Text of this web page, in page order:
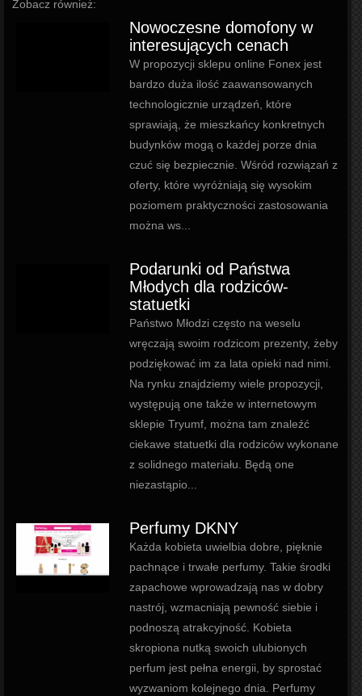
Zobacz również:
Nowoczesne domofony w
interesujących cenach
W propozycji sklepu online Fonex jest
bardzo duża ilość zaawansowanych
technologicznie urządzeń, które
sprawiają, że mieszkańcy konkretnych
budynków mogą o każdej porze dnia
czuć się bezpiecznie. Wśród rozwiązań z
oferty, które wyróżniają się wysokim
poziomem praktyczności zastosowania
można ws...
Podarunki od Państwa
Młodych dla rodziców-
statuetki
Państwo Młodzi często na weselu
wręczają swoim rodzicom prezenty, żeby
podziękować im za lata opieki nad nimi.
Na rynku znajdziemy wiele propozycji,
występują one także w internetowym
sklepie Tryumf, można tam znaleźć
ciekawe statuetki dla rodziców wykonane
z solidnego materiału. Będą one
niezastąpio...
Perfumy DKNY
Każda kobieta uwielbia dobre, pięknie
pachnące i trwałe perfumy. Takie środki
zapachowe wprowadzają nas w dobry
nastrój, wzmacniają pewność siebie i
podnoszą atrakcyjność. Kobieta
skropiona nutką swoich ulubionych
perfum jest pełna energii, by sprostać
wyzwaniom kolejnego dnia. Perfumy